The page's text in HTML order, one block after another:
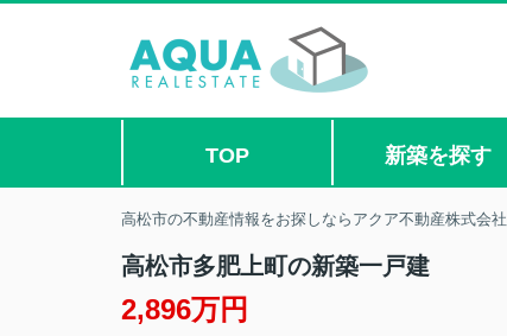
TOP 新築を探す
高松市の不動産情報をお探しならアクア不動産株式会社
高松市多肥上町の新築一戸建
2,896万円